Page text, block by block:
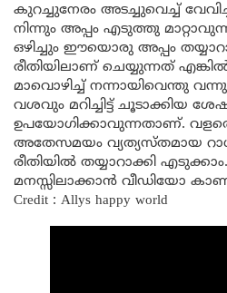
കുറച്ചുനേരം അടച്ചുവെച്ച്
നിന്നും അപ്പം എടുത്തു
ഒഴിച്ചും ഈയൊരു അപ്പം
രീതിയിലാണ് ചെയ്യുന്നത്
മാവൊഴിച്ച് നന്നായിവെന്തു
വശവും മറിച്ചിട്ട് ചൂടാക്കിയ
ഉപയോഗിക്കാവുന്നതാണ്.
അതേസമയം വ്യത്യസ്തമായ
രീതിയിൽ തയ്യാറാക്കി
മനസ്സിലാക്കാൻ വീഡിയോ
Credit : Allys happy world